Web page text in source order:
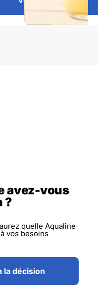
avez-vous
?
quelle Aqualine
vos besoins
la décision